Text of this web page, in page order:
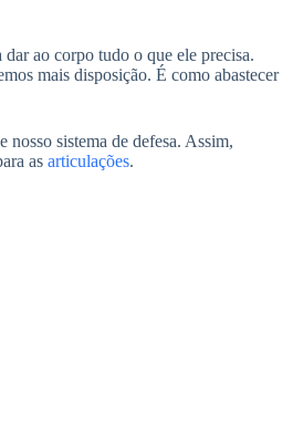
ao corpo tudo o que ele precisa.
mais disposição. É como abastecer
nosso sistema de defesa. Assim,
as articulações.